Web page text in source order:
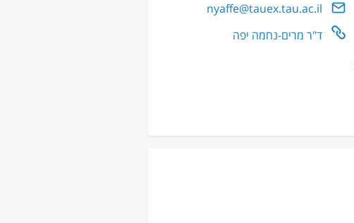
nyaffe@tauex.tau.ac.il
ד"ר מרים-נחמה יפה